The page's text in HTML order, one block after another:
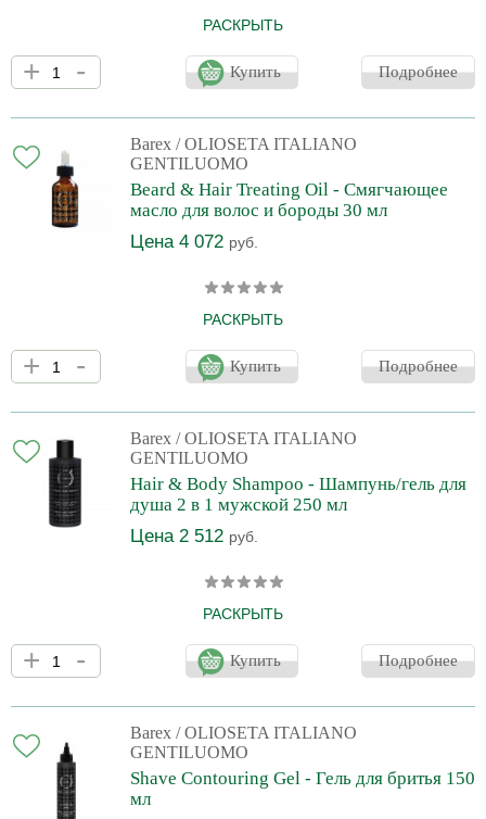
РАСКРЫТЬ
Обеспечивает среднюю фиксацию и сохранение формы.
Идеально подходит для придания формы волосам, бороде и
усам за один шаг, обеспечивая при этом естественный вид.
факторов. Без парабенов.
+ - Купить Подробнее
Barex / OLIOSETA ITALIANO
GENTILUOMO
Beard & Hair Treating Oil - Смягчающее
масло для волос и бороды 30 мл
Цена 4 072 руб.
РАСКРЫТЬ
Смягчающее масло, которое увлажняет и придает блеск, делая
бороду и волосы мягкими, послушными и приятно пахнущими.
Глубоко питает, воздействуя на кожу. Защищает от сухости,
перед бритьем для облегчения процесса бритья. Не содержит
силиконов, спирта и парабенов.
+ - Купить Подробнее
Barex / OLIOSETA ITALIANO
GENTILUOMO
Hair & Body Shampoo - Шампунь/гель для
душа 2 в 1 мужской 250 мл
Цена 2 512 руб.
РАСКРЫТЬ
Универсальное мягкое очищающее средство для ухода за
кожей, волосами и бородой. Шампунь-гель бережно очищает
тело, волосы и бороду, обеспечивая увлажнение, силу и
упругость. Аромат, характеризующийся интенсивными и яркими
нотами табака, специй, дерева, амбры, ванили, розы и
ветивера, идеально подходит для современного стильного
джентльмена с изысканным стилем.
+ - Купить Подробнее
Barex / OLIOSETA ITALIANO
GENTILUOMO
Shave Contouring Gel - Гель для бритья 150
мл